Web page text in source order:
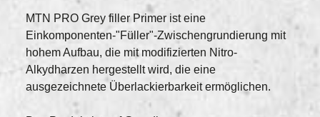
MTN PRO Grey filler Primer ist eine
Einkomponenten-"Füller"-Zwischengrundierung mit
hohem Aufbau, die mit modifizierten Nitro-
Alkydharzen hergestellt wird, die eine
ausgezeichnete Überlackierbarkeit ermöglichen.